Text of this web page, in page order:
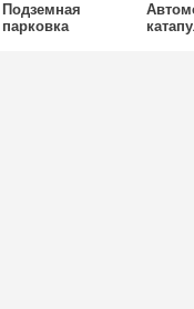
Подземная
парковка